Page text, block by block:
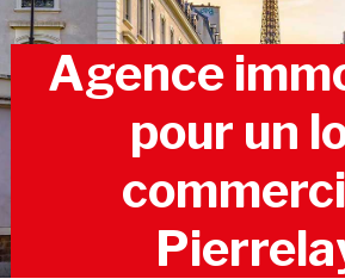
Agence
pour un